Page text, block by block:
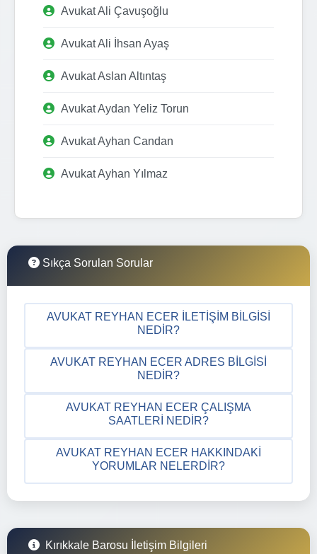
Avukat Ali Çavuşoğlu
Avukat Ali İhsan Ayaş
Avukat Aslan Altıntaş
Avukat Aydan Yeliz Torun
Avukat Ayhan Candan
Avukat Ayhan Yılmaz
Sıkça Sorulan Sorular
AVUKAT REYHAN ECER İLETIŞIM BILGISI
NEDIR?
AVUKAT REYHAN ECER ADRES BILGISI
NEDIR?
AVUKAT REYHAN ECER ÇALIŞMA
SAATLERI NEDIR?
AVUKAT REYHAN ECER HAKKINDAKI
YORUMLAR NELERDIR?
Kırıkkale Barosu İletişim Bilgileri